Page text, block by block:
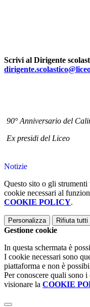
Scrivi al Dirigente
90° Anniversario del
Ex presidi del Liceo
Notizie
Questo sito o gli
cookie necessari al
COOKIE POLICY.
Personalizza Rifiuta tutti
Gestione cookie
In questa schermata è
I cookie necessari sono
piattaforma e non è
Per conoscere quali sono
visionare la COOKIE